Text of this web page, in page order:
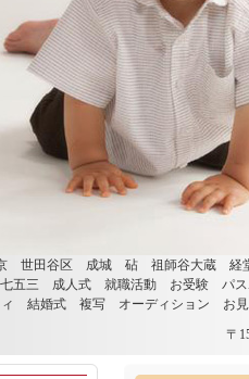
世田谷区 成城 砧 祖師谷大蔵
五三 成人式 就職活動 お受験 パ
ィ 結婚式 複写 オーディション お
〒